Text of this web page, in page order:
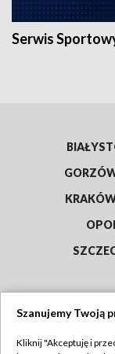
Serwis
Szanujemy Twoją
Kliknij "Akceptuję i